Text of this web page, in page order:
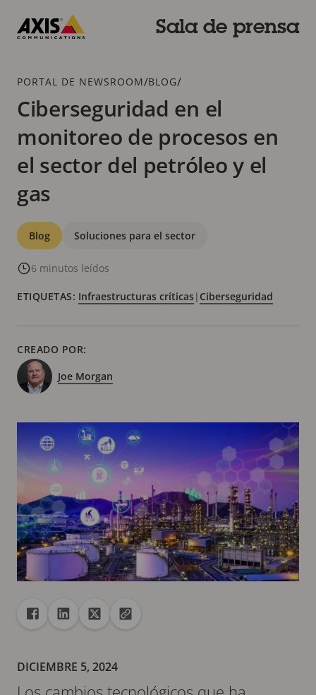
contenido
Sala de prensa
Breadcrumb
PORTAL DE NEWSROOM/BLOG/
Ciberseguridad en el
monitoreo de procesos en
el sector del petróleo y el
gas
Categorías
Blog Soluciones para el sector
6 minutos leídos
ETIQUETAS: Infraestructuras críticas| Ciberseguridad
CREADO POR:
Joe Morgan
Recurso compartido
Compartir en Facebook
Compartir en Linkedin
Compartir en X
Copiar la url en el portapapeles
DICIEMBRE 5, 2024